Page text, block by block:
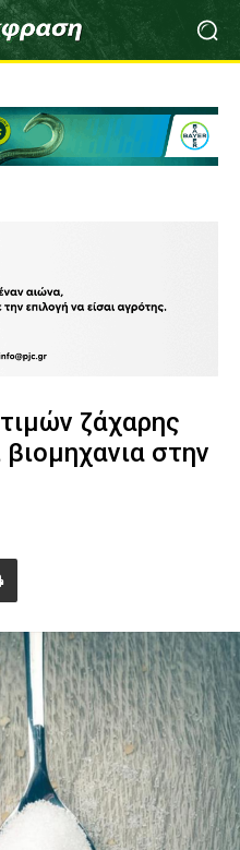
ζάχαρης
βιομηχανια στην